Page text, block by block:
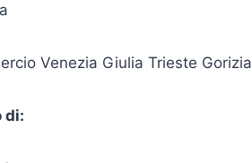
Venezia Giulia Trieste Gorizia
di: